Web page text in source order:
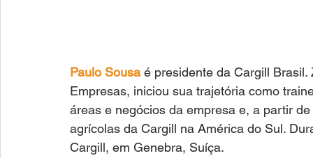
Paulo Sousa é presidente da Cargill
Empresas, iniciou sua trajetória como
áreas e negócios da empresa e, a partir
agrícolas da Cargill na América do Sul.
Cargill, em Genebra, Suíça.